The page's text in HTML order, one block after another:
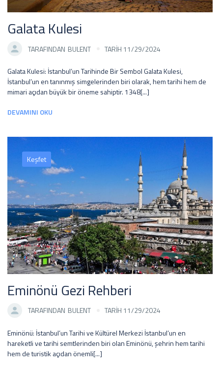
Galata Kulesi
TARAFINDAN BULENT TARİH 11/29/2024
Galata Kulesi: İstanbul’un Tarihinde Bir Sembol Galata Kulesi,
İstanbul’un en tanınmış simgelerinden biri olarak, hem tarihi hem de
mimari açıdan büyük bir öneme sahiptir. 1348[...]
DEVAMINI OKU
Keşfet
Eminönü Gezi Rehberi
TARAFINDAN BULENT TARİH 11/29/2024
Eminönü: İstanbul’un Tarihi ve Kültürel Merkezi İstanbul’un en
hareketli ve tarihi semtlerinden biri olan Eminönü, şehrin hem tarihi
hem de turistik açıdan önemli[...]